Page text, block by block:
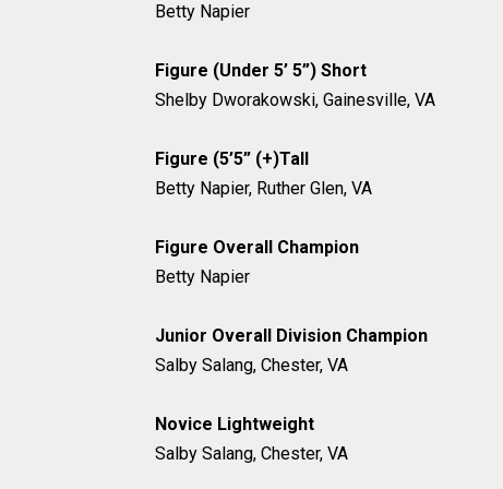
Betty Napier
Figure (Under 5’ 5”) Short
Shelby Dworakowski, Gainesville, VA
Figure (5’5” (+)Tall
Betty Napier, Ruther Glen, VA
Figure Overall Champion
Betty Napier
Junior Overall Division Champion
Salby Salang, Chester, VA
Novice Lightweight
Salby Salang, Chester, VA